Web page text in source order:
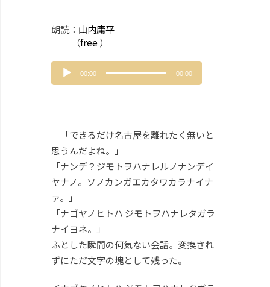
朗読： 山内庸平
（free）
声
ー
00:00 00:00
「できるだけ名古屋を離れたく無いと
思うんだよね。」
「ナンデ？ジモトヲハナレルノナンデイ
ヤナノ。ソノカンガエカタワカラナイナ
ァ。」
「ナゴヤノヒトハ ジモトヲハナレタガラ
ナイヨネ。」
ふとした瞬間の何気ない会話。変換され
ずにただ文字の塊として残った。